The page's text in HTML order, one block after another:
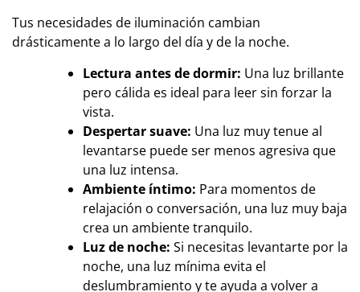
Tus necesidades de iluminación cambian
drásticamente a lo largo del día y de la noche.
Lectura antes de dormir: Una luz brillante
pero cálida es ideal para leer sin forzar la
vista.
Despertar suave: Una luz muy tenue al
levantarse puede ser menos agresiva que
una luz intensa.
Ambiente íntimo: Para momentos de
relajación o conversación, una luz muy baja
crea un ambiente tranquilo.
Luz de noche: Si necesitas levantarte por la
noche, una luz mínima evita el
deslumbramiento y te ayuda a volver a